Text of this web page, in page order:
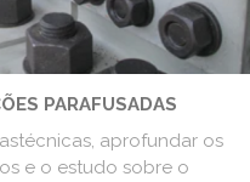
PARAFUSADAS
aprofundar os
e o estudo sobre o